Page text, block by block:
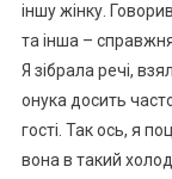
іншу жінку.
та інша –
Я зібрала речі,
онука досить
гості. Так ось, я
вона в такий холод